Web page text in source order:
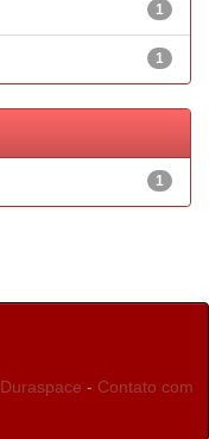
1
1
1
Duraspace - Contato com